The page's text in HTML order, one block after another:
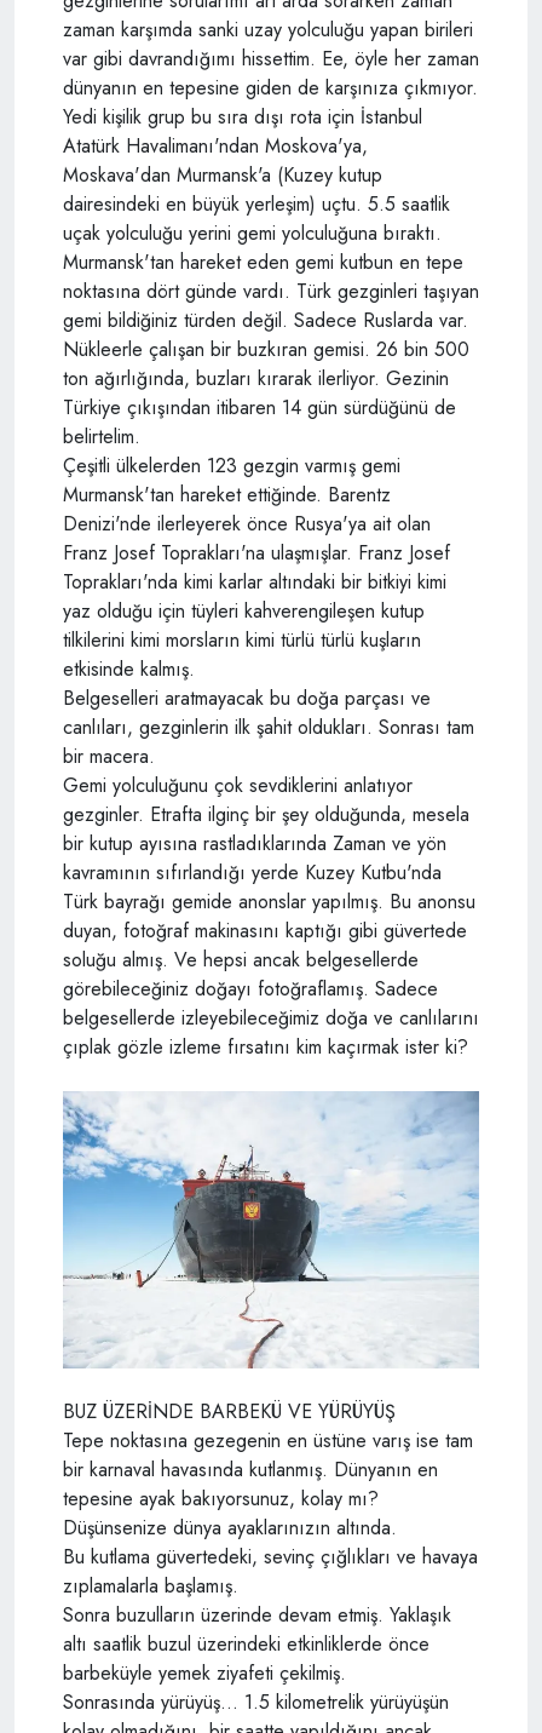
zaman karşımda sanki uzay yolculuğu yapan birileri
var gibi davrandığımı hissettim. Ee, öyle her zaman
dünyanın en tepesine giden de karşınıza çıkmıyor.
Yedi kişilik grup bu sıra dışı rota için İstanbul
Atatürk Havalimanı'ndan Moskova'ya,
Moskava'dan Murmansk'a (Kuzey kutup
dairesindeki en büyük yerleşim) uçtu. 5.5 saatlik
uçak yolculuğu yerini gemi yolculuğuna bıraktı.
Murmansk'tan hareket eden gemi kutbun en tepe
noktasına dört günde vardı. Türk gezginleri taşıyan
gemi bildiğiniz türden değil. Sadece Ruslarda var.
Nükleerle çalışan bir buzkıran gemisi. 26 bin 500
ton ağırlığında, buzları kırarak ilerliyor. Gezinin
Türkiye çıkışından itibaren 14 gün sürdüğünü de
belirtelim.
Çeşitli ülkelerden 123 gezgin varmış gemi
Murmansk'tan hareket ettiğinde. Barentz
Denizi'nde ilerleyerek önce Rusya'ya ait olan
Franz Josef Toprakları'na ulaşmışlar. Franz Josef
Toprakları'nda kimi karlar altındaki bir bitkiyi kimi
yaz olduğu için tüyleri kahverengileşen kutup
tilkilerini kimi morsların kimi türlü türlü kuşların
etkisinde kalmış.
Belgeselleri aratmayacak bu doğa parçası ve
canlıları, gezginlerin ilk şahit oldukları. Sonrası tam
bir macera.
Gemi yolculuğunu çok sevdiklerini anlatıyor
gezginler. Etrafta ilginç bir şey olduğunda, mesela
bir kutup ayısına rastladıklarında Zaman ve yön
kavramının sıfırlandığı yerde Kuzey Kutbu'nda
Türk bayrağı gemide anonslar yapılmış. Bu anonsu
duyan, fotoğraf makinasını kaptığı gibi güvertede
soluğu almış. Ve hepsi ancak belgesellerde
görebileceğiniz doğayı fotoğraflamış. Sadece
belgesellerde izleyebileceğimiz doğa ve canlılarını
çıplak gözle izleme fırsatını kim kaçırmak ister ki?
BUZ ÜZERİNDE BARBEKÜ VE YÜRÜYÜŞ
Tepe noktasına gezegenin en üstüne varış ise tam
bir karnaval havasında kutlanmış. Dünyanın en
tepesine ayak bakıyorsunuz, kolay mı?
Düşünsenize dünya ayaklarınızın altında.
Bu kutlama güvertedeki, sevinç çığlıkları ve havaya
zıplamalarla başlamış.
Sonra buzulların üzerinde devam etmiş. Yaklaşık
altı saatlik buzul üzerindeki etkinliklerde önce
barbeküyle yemek ziyafeti çekilmiş.
Sonrasında yürüyüş... 1.5 kilometrelik yürüyüşün